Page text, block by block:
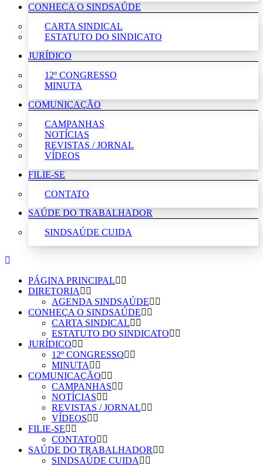
CONHEÇA O SINDSAÚDE
CARTA SINDICAL
ESTATUTO DO SINDICATO
JURÍDICO
12º CONGRESSO
MINUTA
COMUNICAÇÃO
CAMPANHAS
NOTÍCIAS
REVISTAS / JORNAL
VÍDEOS
FILIE-SE
CONTATO
SAÚDE DO TRABALHADOR
SINDSAÚDE CUIDA
PÁGINA PRINCIPAL
DIRETORIA
AGENDA SINDSAÚDE
CONHEÇA O SINDSAÚDE
CARTA SINDICAL
ESTATUTO DO SINDICATO
JURÍDICO
12º CONGRESSO
MINUTA
COMUNICAÇÃO
CAMPANHAS
NOTÍCIAS
REVISTAS / JORNAL
VÍDEOS
FILIE-SE
CONTATO
SAÚDE DO TRABALHADOR
SINDSAÚDE CUIDA